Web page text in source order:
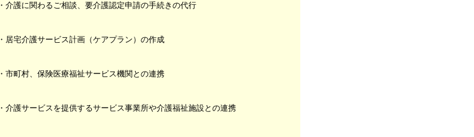
・介護に関わるご相談、要介護認定申請の手続きの代行
・居宅介護サービス計画（ケアプラン）の作成
・市町村、保険医療福祉サービス機関との連携
・介護サービスを提供するサービス事業所や介護福祉施設との連携